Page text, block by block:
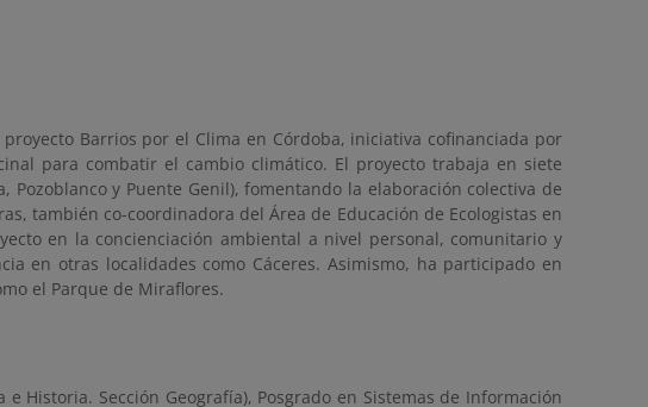
Barrios por el Clima en Córdoba, iniciativa cofinanciada por
para combatir el cambio climático. El proyecto trabaja en siete
Pozoblanco y Puente Genil), fomentando la elaboración colectiva de
también co-coordinadora del Área de Educación de Ecologistas en
en la concienciación ambiental a nivel personal, comunitario y
en otras localidades como Cáceres. Asimismo, ha participado en
el Parque de Miraflores.
e Historia. Sección Geografía), Posgrado en Sistemas de Información